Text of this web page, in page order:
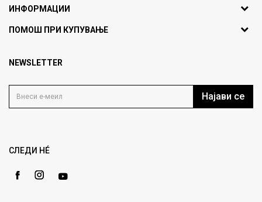
ИНФОРМАЦИИ
За нас
Продавници
Блог
Gift Card
ПОМОШ ПРИ КУПУВАЊЕ
Политика на приватност
Како да купите
Замена и рефундација на производи
NEWSLETTER
Најави се
СЛЕДИ НÉ